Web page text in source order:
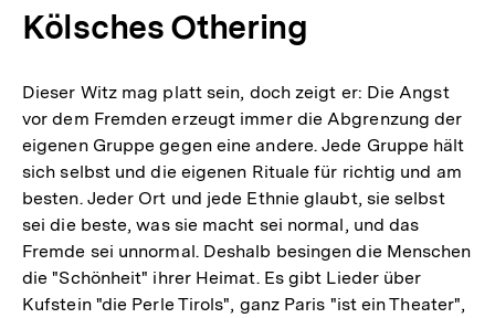
Kölsches Othering
Dieser Witz mag platt sein, doch zeigt er: Die Angst
vor dem Fremden erzeugt immer die Abgrenzung der
eigenen Gruppe gegen eine andere. Jede Gruppe hält
sich selbst und die eigenen Rituale für richtig und am
besten. Jeder Ort und jede Ethnie glaubt, sie selbst
sei die beste, was sie macht sei normal, und das
Fremde sei unnormal. Deshalb besingen die Menschen
die "Schönheit" ihrer Heimat. Es gibt Lieder über
Kufstein "die Perle Tirols", ganz Paris "ist ein Theater",